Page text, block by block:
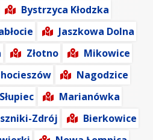
Bystrzyca Kłodzka
Jaszkowa Dolna
Złotno
Mikowice
Nagodzice
Marianówka
Zdrój
Bierkowice